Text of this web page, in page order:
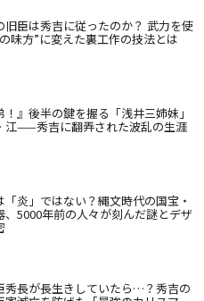
旧臣は秀吉に従ったのか？ 武力を使
味方”に変えた裏工作の技法とは
！』後半の鍵を握る「浅井三姉妹」
江——秀吉に翻弄された波乱の生涯
「炎」ではない？縄文時代の国宝・
、5000年前の人々が刻んだ謎とデザ
秀長が長生きしていたら…？秀吉の